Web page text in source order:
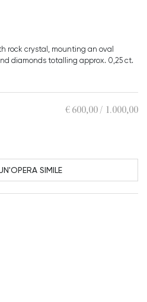
rock crystal, mounting an oval
diamonds totalling approx. 0,25 ct.
€ 600,00 / 1.000,00
SIMILE